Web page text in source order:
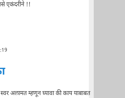
एकंदरीने !!
अलामत म्हणून घ्यावा की काय याबाबत